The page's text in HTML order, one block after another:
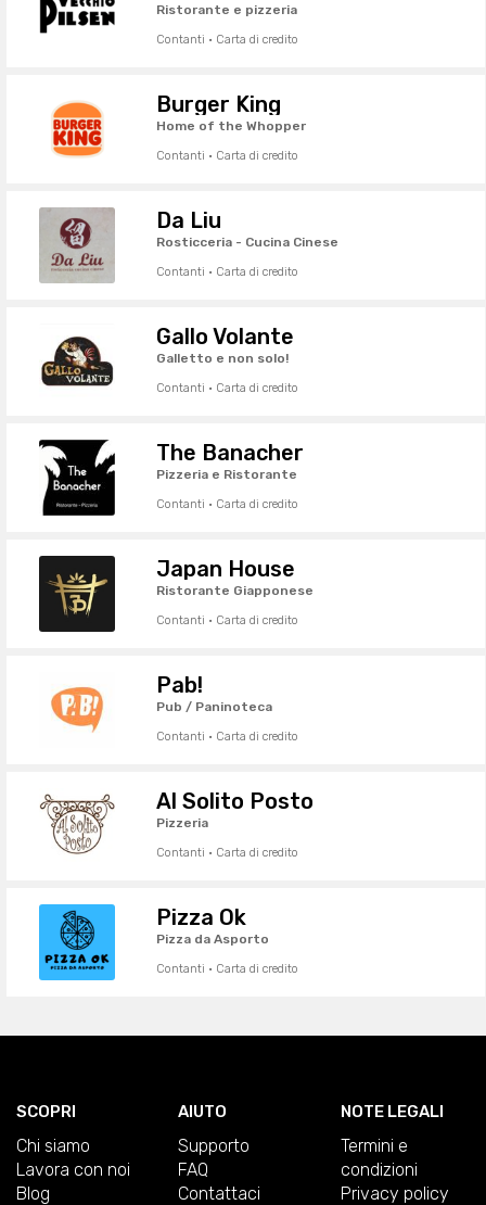
Ristorante e pizzeria
Contanti · Carta di credito
Burger King
Home of the Whopper
Contanti · Carta di credito
Da Liu
Rosticceria - Cucina Cinese
Contanti · Carta di credito
Gallo Volante
Galletto e non solo!
Contanti · Carta di credito
The Banacher
Pizzeria e Ristorante
Contanti · Carta di credito
Japan House
Ristorante Giapponese
Contanti · Carta di credito
Pab!
Pub / Paninoteca
Contanti · Carta di credito
Al Solito Posto
Pizzeria
Contanti · Carta di credito
Pizza Ok
Pizza da Asporto
Contanti · Carta di credito
SCOPRI
Chi siamo
Lavora con noi
Blog
AIUTO
Supporto
FAQ
Contattaci
NOTE LEGALI
Termini e
condizioni
Privacy policy